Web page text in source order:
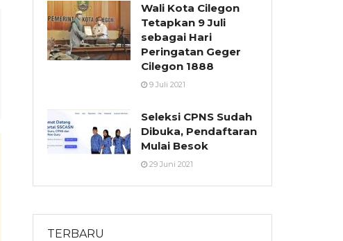
Wali Kota Cilegon
Tetapkan 9 Juli
sebagai Hari
Peringatan Geger
Cilegon 1888
9 Juli 2021
Seleksi CPNS Sudah
Dibuka, Pendaftaran
Mulai Besok
29 Juni 2021
TERBARU